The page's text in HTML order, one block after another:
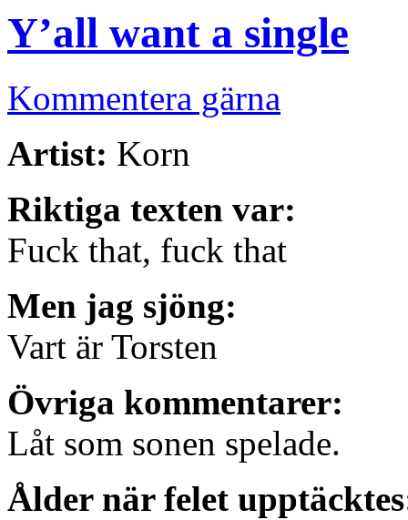
Y’all want a single
Kommentera gärna
Artist: Korn
Riktiga texten var:
Fuck that, fuck that
Men jag sjöng:
Vart är Torsten
Övriga kommentarer:
Låt som sonen spelade.
Ålder när felet